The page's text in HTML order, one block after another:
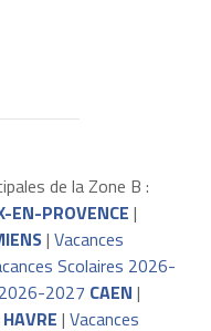
de la Zone B :
EN-PROVENCE |
| Vacances
Scolaires 2026-
2027 CAEN |
| Vacances